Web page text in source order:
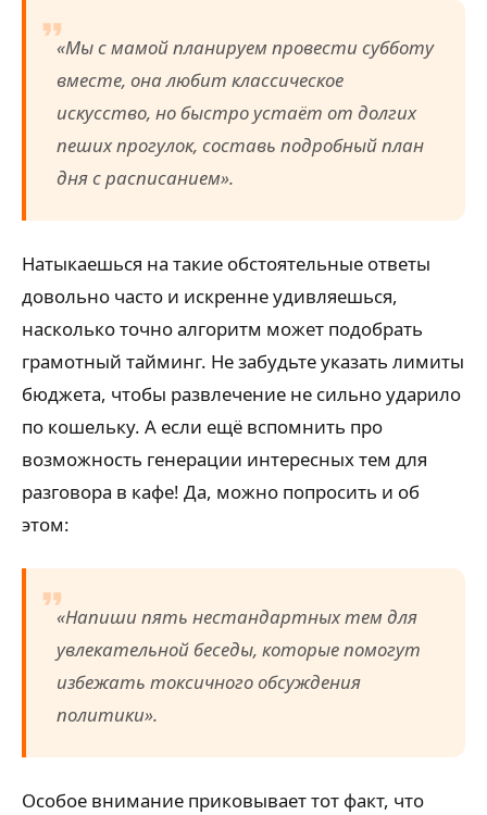
«Мы с мамой планируем провести субботу
вместе, она любит классическое
искусство, но быстро устаёт от долгих
пеших прогулок, составь подробный план
дня с расписанием».
Натыкаешься на такие обстоятельные ответы
довольно часто и искренне удивляешься,
насколько точно алгоритм может подобрать
грамотный тайминг. Не забудьте указать лимиты
бюджета, чтобы развлечение не сильно ударило
по кошельку. А если ещё вспомнить про
возможность генерации интересных тем для
разговора в кафе! Да, можно попросить и об
этом:
«Напиши пять нестандартных тем для
увлекательной беседы, которые помогут
избежать токсичного обсуждения
политики».
Особое внимание приковывает тот факт, что